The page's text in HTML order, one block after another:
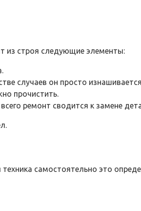
из строя следующие элементы:
случаев он просто
прочистить.
ремонт сводится к замене
самостоятельно это